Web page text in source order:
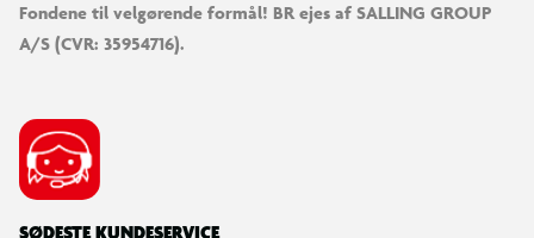
Fondene til velgørende formål! BR ejes af SALLING GROUP
A/S (CVR: 35954716).